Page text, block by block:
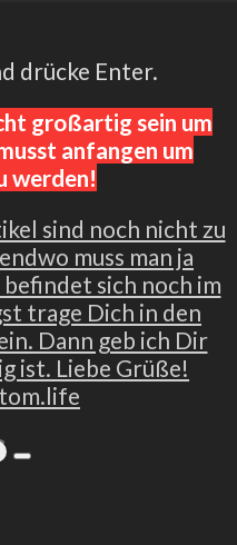
drücke Enter.
großartig sein um
anfangen um
werden!
sind noch nicht zu
muss man ja
sich noch im
trage Dich in den
Dann geb ich Dir
ist. Liebe Grüße!